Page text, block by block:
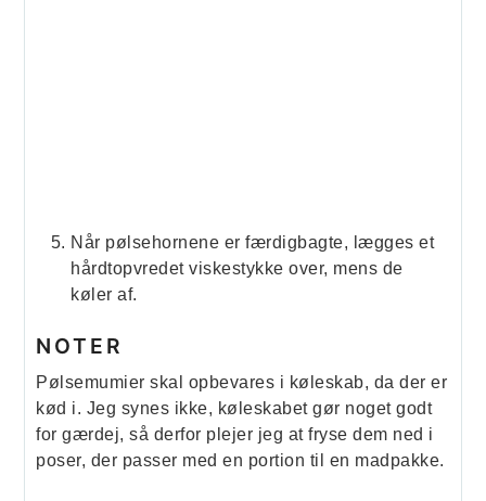
Når pølsehornene er færdigbagte, lægges et
hårdtopvredet viskestykke over, mens de
køler af.
NOTER
Pølsemumier skal opbevares i køleskab, da der er
kød i. Jeg synes ikke, køleskabet gør noget godt
for gærdej, så derfor plejer jeg at fryse dem ned i
poser, der passer med en portion til en madpakke.